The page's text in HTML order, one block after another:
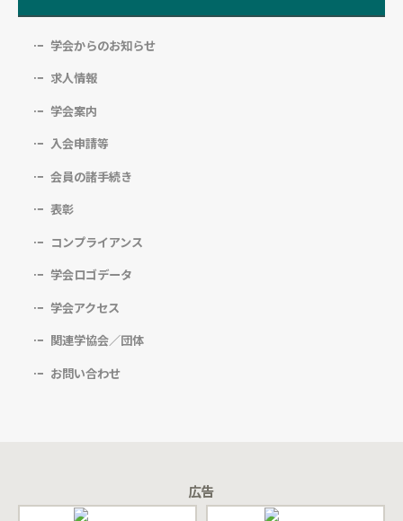
学会からのお知らせ
求人情報
学会案内
入会申請等
会員の諸手続き
表彰
コンプライアンス
学会ロゴデータ
学会アクセス
関連学協会／団体
お問い合わせ
広告